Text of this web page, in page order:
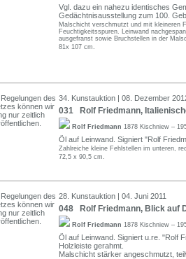
Vgl. dazu ein nahezu identisches
Gedächtnisausstellung zum 100.
Malschicht verschmutzt und mit kleineren
Feuchtigkeitsspuren. Leinwand
ausgefranst sowie Bruchstellen in der
81x 107 cm.
34. Kunstauktion | 08. Dezember
031 Rolf Friedmann,
Rolf Friedmann 1878 Kischniew –
Öl auf Leinwand. Signiert "Rolf
Zahlreiche kleine Fehlstellen im unteren,
72,5 x 90,5 cm.
28. Kunstauktion | 04. Juni 2011
048 Rolf Friedmann, Blick auf
Rolf Friedmann 1878 Kischniew –
Öl auf Leinwand. Signiert u.re. "Rolf
Holzleiste gerahmt.
Malschicht stärker angeschmutzt,